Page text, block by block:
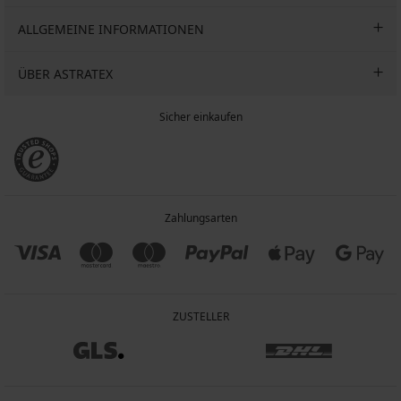
ALLGEMEINE INFORMATIONEN
ÜBER ASTRATEX
Sicher einkaufen
Zahlungsarten
ZUSTELLER